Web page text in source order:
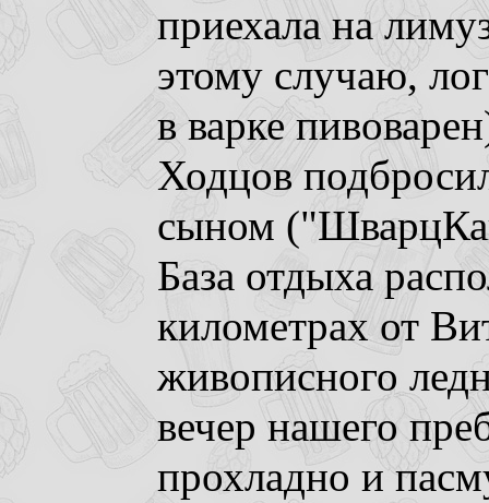
приехала на
этому случаю,
в варке
Ходцов
сыном
База отдыха
километрах от
живописного
вечер нашего
прохладно и